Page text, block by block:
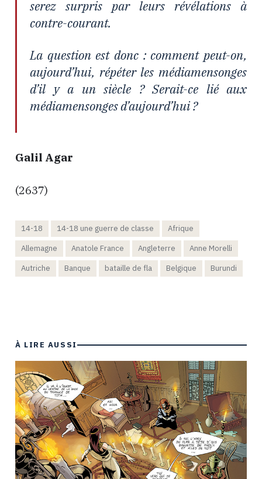
serez surpris par leurs révélations à
contre-courant.
La question est donc : comment peut-on,
aujourd’hui, répéter les médiamensonges
d’il y a un siècle ? Serait-ce lié aux
médiamensonges d’aujourd’hui ?
Galil Agar
(2637)
14-18 14-18 une guerre de classe
Afrique
Allemagne
Anatole France Angleterre
Anne Morelli
Autriche
Banque bataille de fla Belgique Burundi
À LIRE AUSSI